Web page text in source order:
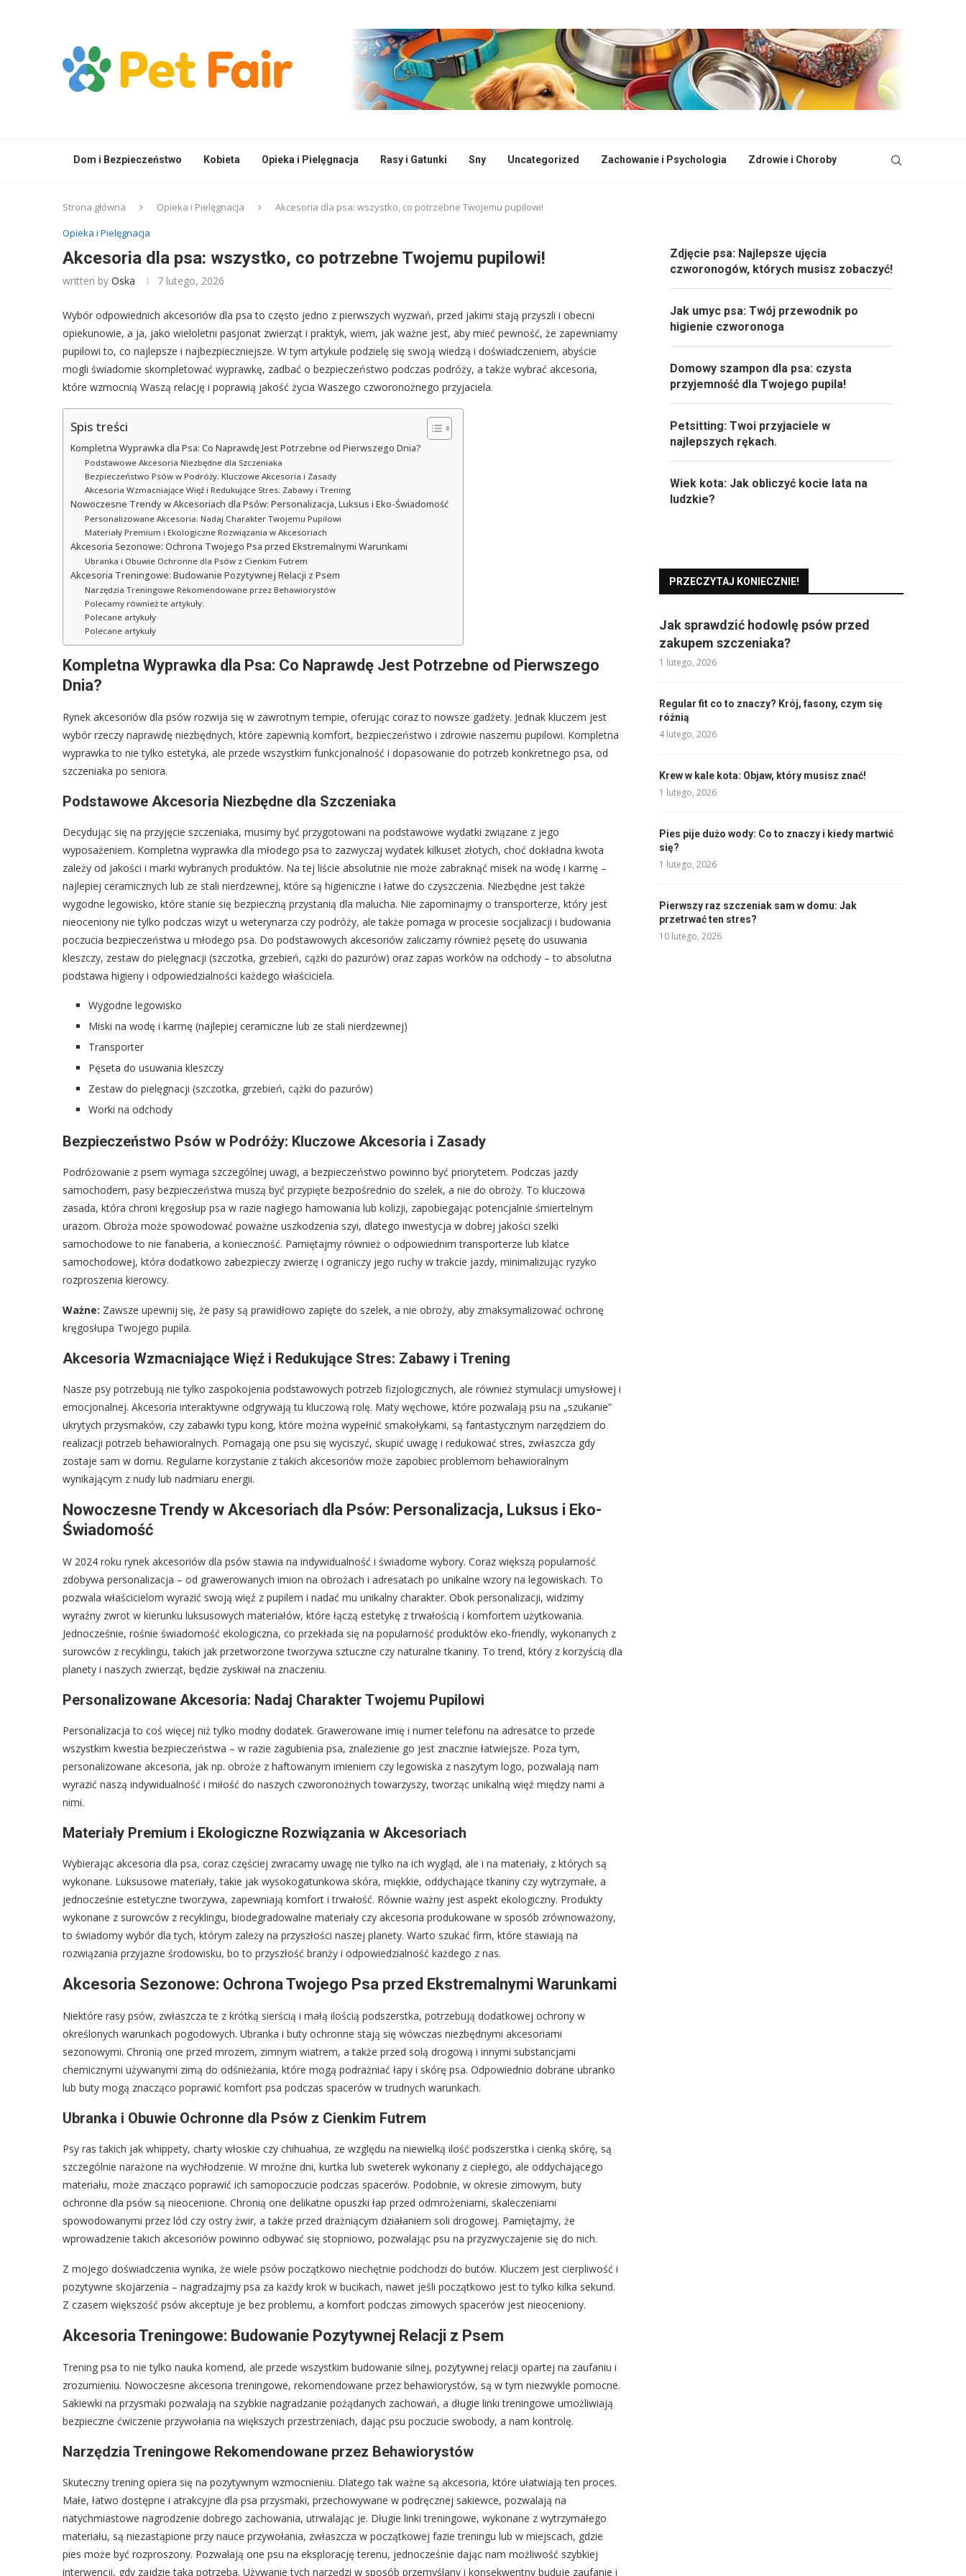
Dom i Bezpieczeństwo Kobieta Opieka i Pielęgnacja Rasy i Gatunki Sny Uncategorized Zachowanie i Psychologia Zdrowie i Choroby
Strona główna Opieka i Pielęgnacja
Akcesoria dla psa: wszystko, co potrzebne Twojemu pupilowi!
Opieka i Pielęgnacja
Akcesoria dla psa: wszystko, co potrzebne Twojemu pupilowi!
written by Oska 7 lutego, 2026
Wybór odpowiednich akcesoriów dla psa to często jedno z pierwszych wyzwań, przed jakimi stają przyszli i obecni
opiekunowie, a ja, jako wieloletni pasjonat zwierząt i praktyk, wiem, jak ważne jest, aby mieć pewność, że zapewniamy
pupilowi to, co najlepsze i najbezpieczniejsze. W tym artykule podzielę się swoją wiedzą i doświadczeniem, abyście
mogli świadomie skompletować wyprawkę, zadbać o bezpieczeństwo podczas podróży, a także wybrać akcesoria,
które wzmocnią Waszą relację i poprawią jakość życia Waszego czworonożnego przyjaciela.
Spis treści
Kompletna Wyprawka dla Psa: Co Naprawdę Jest Potrzebne od Pierwszego Dnia?
Podstawowe Akcesoria Niezbędne dla Szczeniaka
Bezpieczeństwo Psów w Podróży: Kluczowe Akcesoria i Zasady
Akcesoria Wzmacniające Więź i Redukujące Stres: Zabawy i Trening
Nowoczesne Trendy w Akcesoriach dla Psów: Personalizacja, Luksus i Eko-Świadomość
Personalizowane Akcesoria: Nadaj Charakter Twojemu Pupilowi
Materiały Premium i Ekologiczne Rozwiązania w Akcesoriach
Akcesoria Sezonowe: Ochrona Twojego Psa przed Ekstremalnymi Warunkami
Ubranka i Obuwie Ochronne dla Psów z Cienkim Futrem
Akcesoria Treningowe: Budowanie Pozytywnej Relacji z Psem
Narzędzia Treningowe Rekomendowane przez Behawiorystów
Polecamy również te artykuły:
Polecane artykuły
Polecane artykuły
Kompletna Wyprawka dla Psa: Co Naprawdę Jest Potrzebne od Pierwszego
Dnia?
Rynek akcesoriów dla psów rozwija się w zawrotnym tempie, oferując coraz to nowsze gadżety. Jednak kluczem jest
wybór rzeczy naprawdę niezbędnych, które zapewnią komfort, bezpieczeństwo i zdrowie naszemu pupilowi. Kompletna
wyprawka to nie tylko estetyka, ale przede wszystkim funkcjonalność i dopasowanie do potrzeb konkretnego psa, od
szczeniaka po seniora.
Podstawowe Akcesoria Niezbędne dla Szczeniaka
Decydując się na przyjęcie szczeniaka, musimy być przygotowani na podstawowe wydatki związane z jego
wyposażeniem. Kompletna wyprawka dla młodego psa to zazwyczaj wydatek kilkuset złotych, choć dokładna kwota
zależy od jakości i marki wybranych produktów. Na tej liście absolutnie nie może zabraknąć misek na wodę i karmę –
najlepiej ceramicznych lub ze stali nierdzewnej, które są higieniczne i łatwe do czyszczenia. Niezbędne jest także
wygodne legowisko, które stanie się bezpieczną przystanią dla malucha. Nie zapominajmy o transporterze, który jest
nieoceniony nie tylko podczas wizyt u weterynarza czy podróży, ale także pomaga w procesie socjalizacji i budowania
poczucia bezpieczeństwa u młodego psa. Do podstawowych akcesoriów zaliczamy również pęsetę do usuwania
kleszczy, zestaw do pielęgnacji (szczotka, grzebień, cążki do pazurów) oraz zapas worków na odchody – to absolutna
podstawa higieny i odpowiedzialności każdego właściciela.
Wygodne legowisko
Miski na wodę i karmę (najlepiej ceramiczne lub ze stali nierdzewnej)
Transporter
Pęseta do usuwania kleszczy
Zestaw do pielęgnacji (szczotka, grzebień, cążki do pazurów)
Worki na odchody
Bezpieczeństwo Psów w Podróży: Kluczowe Akcesoria i Zasady
Podróżowanie z psem wymaga szczególnej uwagi, a bezpieczeństwo powinno być priorytetem. Podczas jazdy
samochodem, pasy bezpieczeństwa muszą być przypięte bezpośrednio do szelek, a nie do obroży. To kluczowa
zasada, która chroni kręgosłup psa w razie nagłego hamowania lub kolizji, zapobiegając potencjalnie śmiertelnym
urazom. Obroża może spowodować poważne uszkodzenia szyi, dlatego inwestycja w dobrej jakości szelki
samochodowe to nie fanaberia, a konieczność. Pamiętajmy również o odpowiednim transporterze lub klatce
samochodowej, która dodatkowo zabezpieczy zwierzę i ograniczy jego ruchy w trakcie jazdy, minimalizując ryzyko
rozproszenia kierowcy.
Ważne: Zawsze upewnij się, że pasy są prawidłowo zapięte do szelek, a nie obroży, aby zmaksymalizować ochronę
kręgosłupa Twojego pupila.
Akcesoria Wzmacniające Więź i Redukujące Stres: Zabawy i Trening
Nasze psy potrzebują nie tylko zaspokojenia podstawowych potrzeb fizjologicznych, ale również stymulacji umysłowej i
emocjonalnej. Akcesoria interaktywne odgrywają tu kluczową rolę. Maty węchowe, które pozwalają psu na „szukanie”
ukrytych przysmaków, czy zabawki typu kong, które można wypełnić smakołykami, są fantastycznym narzędziem do
realizacji potrzeb behawioralnych. Pomagają one psu się wyciszyć, skupić uwagę i redukować stres, zwłaszcza gdy
zostaje sam w domu. Regularne korzystanie z takich akcesoriów może zapobiec problemom behawioralnym
wynikającym z nudy lub nadmiaru energii.
Nowoczesne Trendy w Akcesoriach dla Psów: Personalizacja, Luksus i Eko-
Świadomość
W 2024 roku rynek akcesoriów dla psów stawia na indywidualność i świadome wybory. Coraz większą popularność
zdobywa personalizacja – od grawerowanych imion na obrożach i adresatach po unikalne wzory na legowiskach. To
pozwala właścicielom wyrazić swoją więź z pupilem i nadać mu unikalny charakter. Obok personalizacji, widzimy
wyraźny zwrot w kierunku luksusowych materiałów, które łączą estetykę z trwałością i komfortem użytkowania.
Jednocześnie, rośnie świadomość ekologiczna, co przekłada się na popularność produktów eko-friendly, wykonanych z
surowców z recyklingu, takich jak przetworzone tworzywa sztuczne czy naturalne tkaniny. To trend, który z korzyścią dla
planety i naszych zwierząt, będzie zyskiwał na znaczeniu.
Personalizowane Akcesoria: Nadaj Charakter Twojemu Pupilowi
Personalizacja to coś więcej niż tylko modny dodatek. Grawerowane imię i numer telefonu na adresatce to przede
wszystkim kwestia bezpieczeństwa – w razie zagubienia psa, znalezienie go jest znacznie łatwiejsze. Poza tym,
personalizowane akcesoria, jak np. obroże z haftowanym imieniem czy legowiska z naszytym logo, pozwalają nam
wyrazić naszą indywidualność i miłość do naszych czworonożnych towarzyszy, tworząc unikalną więź między nami a
nimi.
Materiały Premium i Ekologiczne Rozwiązania w Akcesoriach
Wybierając akcesoria dla psa, coraz częściej zwracamy uwagę nie tylko na ich wygląd, ale i na materiały, z których są
wykonane. Luksusowe materiały, takie jak wysokogatunkowa skóra, miękkie, oddychające tkaniny czy wytrzymałe, a
jednocześnie estetyczne tworzywa, zapewniają komfort i trwałość. Równie ważny jest aspekt ekologiczny. Produkty
wykonane z surowców z recyklingu, biodegradowalne materiały czy akcesoria produkowane w sposób zrównoważony,
to świadomy wybór dla tych, którym zależy na przyszłości naszej planety. Warto szukać firm, które stawiają na
rozwiązania przyjazne środowisku, bo to przyszłość branży i odpowiedzialność każdego z nas.
Akcesoria Sezonowe: Ochrona Twojego Psa przed Ekstremalnymi Warunkami
Niektóre rasy psów, zwłaszcza te z krótką sierścią i małą ilością podszerstka, potrzebują dodatkowej ochrony w
określonych warunkach pogodowych. Ubranka i buty ochronne stają się wówczas niezbędnymi akcesoriami
sezonowymi. Chronią one przed mrozem, zimnym wiatrem, a także przed solą drogową i innymi substancjami
chemicznymi używanymi zimą do odśnieżania, które mogą podrażniać łapy i skórę psa. Odpowiednio dobrane ubranko
lub buty mogą znacząco poprawić komfort psa podczas spacerów w trudnych warunkach.
Ubranka i Obuwie Ochronne dla Psów z Cienkim Futrem
Psy ras takich jak whippety, charty włoskie czy chihuahua, ze względu na niewielką ilość podszerstka i cienką skórę, są
szczególnie narażone na wychłodzenie. W mroźne dni, kurtka lub sweterek wykonany z ciepłego, ale oddychającego
materiału, może znacząco poprawić ich samopoczucie podczas spacerów. Podobnie, w okresie zimowym, buty
ochronne dla psów są nieocenione. Chronią one delikatne opuszki łap przed odmrożeniami, skaleczeniami
spowodowanymi przez lód czy ostry żwir, a także przed drażniącym działaniem soli drogowej. Pamiętajmy, że
wprowadzenie takich akcesoriów powinno odbywać się stopniowo, pozwalając psu na przyzwyczajenie się do nich.
Z mojego doświadczenia wynika, że wiele psów początkowo niechętnie podchodzi do butów. Kluczem jest cierpliwość i
pozytywne skojarzenia – nagradzajmy psa za każdy krok w bucikach, nawet jeśli początkowo jest to tylko kilka sekund.
Z czasem większość psów akceptuje je bez problemu, a komfort podczas zimowych spacerów jest nieoceniony.
Akcesoria Treningowe: Budowanie Pozytywnej Relacji z Psem
Trening psa to nie tylko nauka komend, ale przede wszystkim budowanie silnej, pozytywnej relacji opartej na zaufaniu i
zrozumieniu. Nowoczesne akcesoria treningowe, rekomendowane przez behawiorystów, są w tym niezwykle pomocne.
Sakiewki na przysmaki pozwalają na szybkie nagradzanie pożądanych zachowań, a długie linki treningowe umożliwiają
bezpieczne ćwiczenie przywołania na większych przestrzeniach, dając psu poczucie swobody, a nam kontrolę.
Narzędzia Treningowe Rekomendowane przez Behawiorystów
Skuteczny trening opiera się na pozytywnym wzmocnieniu. Dlatego tak ważne są akcesoria, które ułatwiają ten proces.
Małe, łatwo dostępne i atrakcyjne dla psa przysmaki, przechowywane w podręcznej sakiewce, pozwalają na
natychmiastowe nagrodzenie dobrego zachowania, utrwalając je. Długie linki treningowe, wykonane z wytrzymałego
materiału, są niezastąpione przy nauce przywołania, zwłaszcza w początkowej fazie treningu lub w miejscach, gdzie
pies może być rozproszony. Pozwalają one psu na eksplorację terenu, jednocześnie dając nam możliwość szybkiej
interwencji, gdy zajdzie taka potrzeba. Używanie tych narzędzi w sposób przemyślany i konsekwentny buduje zaufanie i
Zdjęcie psa: Najlepsze ujęcia
czworonogów, których musisz zobaczyć!
Jak umyc psa: Twój przewodnik po
higienie czworonoga
Domowy szampon dla psa: czysta
przyjemność dla Twojego pupila!
Petsitting: Twoi przyjaciele w
najlepszych rękach.
Wiek kota: Jak obliczyć kocie lata na
ludzkie?
PRZECZYTAJ KONIECZNIE!
Jak sprawdzić hodowlę psów przed
zakupem szczeniaka?
1 lutego, 2026
Regular fit co to znaczy? Krój, fasony, czym się
różnią
4 lutego, 2026
Krew w kale kota: Objaw, który musisz znać!
1 lutego, 2026
Pies pije dużo wody: Co to znaczy i kiedy martwić
się?
1 lutego, 2026
Pierwszy raz szczeniak sam w domu: Jak
przetrwać ten stres?
10 lutego, 2026